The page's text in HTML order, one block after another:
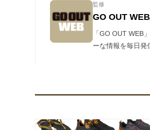
監修
GO OUT
「GO OUT WEB
ーな情報を毎日発